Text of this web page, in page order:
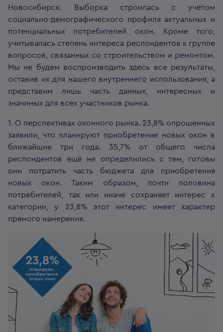
Новосибирск. Выборка строилась с учётом
социально-демографического профиля актуальных и
потенциальных потребителей окон. Кроме того,
учитывалась степень интереса респондентов к группе
вопросов, связанных со строительством и ремонтом.
Мы не будем воспроизводить здесь все результаты,
оставив их для нашего внутреннего использования, а
представим лишь часть данных, интересных и
значимых для всех участников рынка.
1. О перспективах оконного рынка. 23,8% опрошенных
заявили, что планируют приобретение новых окон в
ближайшие три года. 35,7% от общего числа
респондентов ещё не определились с тем, готовы
они потратить часть бюджета для приобретения
новых окон. Таким образом, почти половина
потребителей, так или иначе сохраняет интерес к
категории, у 23,8% этот интерес имеет характер
прямого намерения.